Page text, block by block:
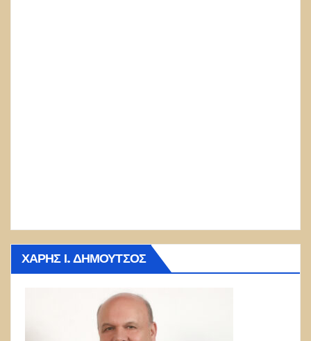
ΧΆΡΗΣ Ι. ΔΗΜΟΎΤΣΟΣ